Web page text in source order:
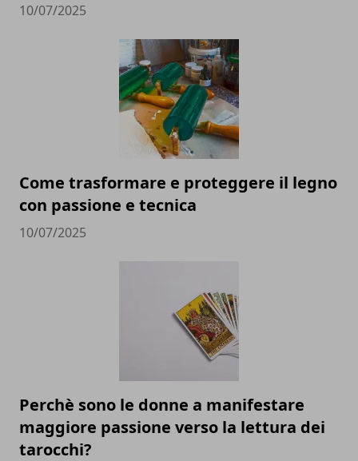
10/07/2025
Come trasformare e proteggere il legno
con passione e tecnica
10/07/2025
Perchè sono le donne a manifestare
maggiore passione verso la lettura dei
tarocchi?